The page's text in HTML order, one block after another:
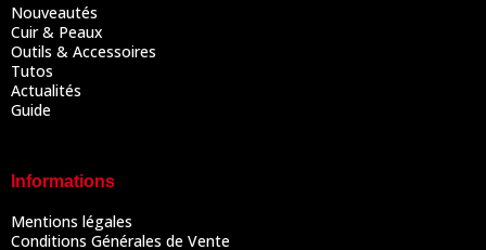
Nouveautés
Cuir & Peaux
Outils & Accessoires
Tutos
Actualités
Guide
Informations
Mentions légales
Conditions Générales de Vente